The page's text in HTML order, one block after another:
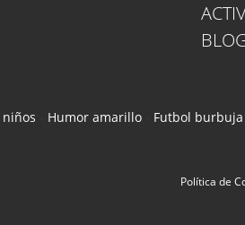
Humor amarillo- Futbol burbuja
Política de